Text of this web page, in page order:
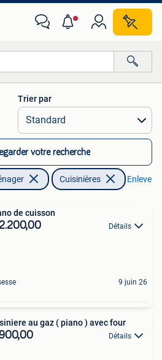
les distances…
Trier par
votre recherche
Cuisinières Enlever
de cuisson
Détails
9 juin 26
au gaz ( piano ) avec four
Détails